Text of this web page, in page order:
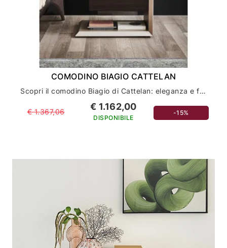
COMODINO BIAGIO CATTELAN
Scopri il comodino Biagio di Cattelan: eleganza e funzionalità per l'arredamento della tua casa
€ 1.367,06 € 1.162,00
DISPONIBILE
-15%